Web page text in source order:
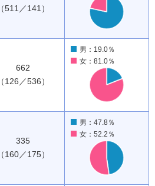
（511／141）
662
（126／536）
男：19.0％
女：81.0％
335
（160／175）
男：47.8％
女：52.2％